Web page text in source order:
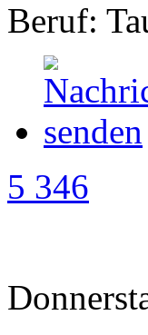
Beruf:
5 346